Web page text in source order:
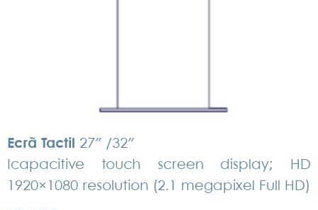
Ecrã Tactil
27″ /32″
Icapacitive touch screen display; HD
1920×1080 resolution (2.1 megapixel Full HD)